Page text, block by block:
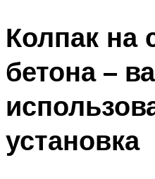
Колпак на
бетона –
установка